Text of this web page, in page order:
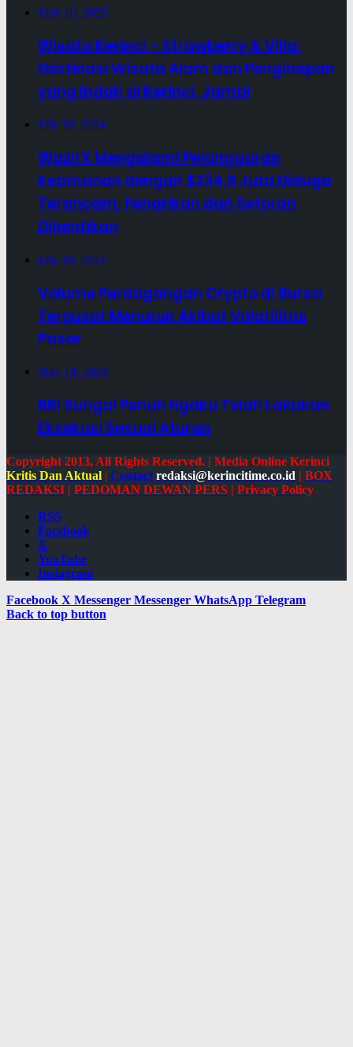
June 10, 2025
Wisata Kerinci – Strawberry & Villa:
Destinasi Wisata Alam dan Penginapan
yang Indah di Kerinci, Jambi
July 19, 2024
WazirX Mengalami Pelanggaran
Keamanan dengan $234,9 Juta Diduga
Terancam; Penarikan dan Setoran
Dihentikan
July 19, 2024
Volume Perdagangan Crypto di Bursa
Terpusat Menurun Akibat Volatilitas
Pasar
May 14, 2024
BRI Sungai Penuh Ngaku Telah Lakukan
Eksekusi Sesuai Aturan
Copyright 2013, All Rights Reserved. | Media Online Kerinci
Kritis Dan Aktual | Contact redaksi@kerincitime.co.id | BOX
REDAKSI | PEDOMAN DEWAN PERS | Privacy Policy
RSS
Facebook
X
YouTube
Instagram
Facebook X Messenger Messenger WhatsApp Telegram
Back to top button